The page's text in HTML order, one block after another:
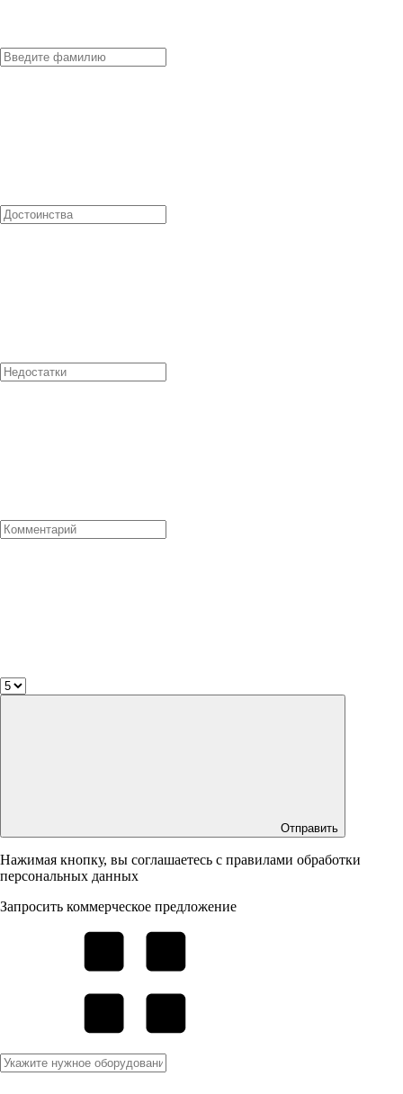
Отправить
Нажимая кнопку, вы соглашаетесь с правилами обработки
персональных данных
Запросить коммерческое предложение